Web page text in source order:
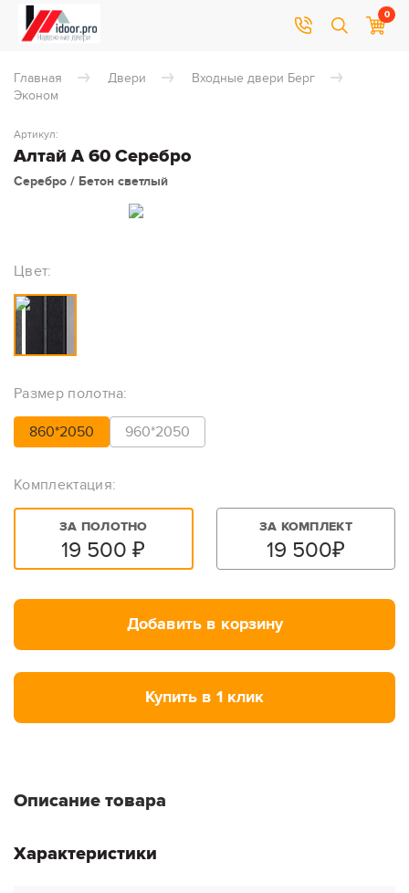
0
Главная Двери
Входные двери Берг
Эконом
Алтай А 60 Серебро
Артикул:
Серебро / Бетон светлый
Цвет:
Размер полотна:
860*2050 960*2050
Комплектация:
ЗА ПОЛОТНО
19 500 ₽
ЗА КОМПЛЕКТ
19 500₽
Добавить в корзину
Купить в 1 клик
Описание товара
Характеристики